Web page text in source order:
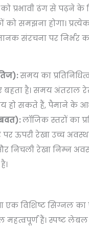
प्रभावी ढंग से पढ़ने के
समझना होगा।
संरचना पर निर्भर
समय का
बहता है। समय अंतराल
हो सकते हैं, पैमाने के
लॉजिक स्तरों का
पर ऊपरी रेखा उच्च
और निचली रेखा निम्न
एक विशिष्ट सिग्नल का
महत्वपूर्ण हैं। स्पष्ट